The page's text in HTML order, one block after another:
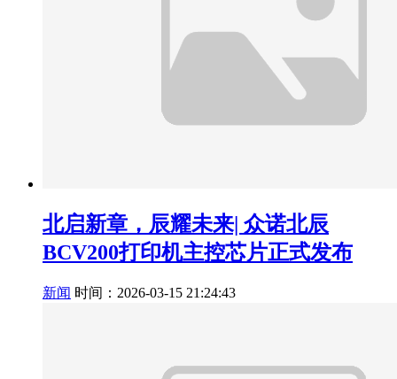
北启新章，辰耀未来| 众诺北辰
BCV200打印机主控芯片正式发布
新闻 时间：2026-03-15 21:24:43